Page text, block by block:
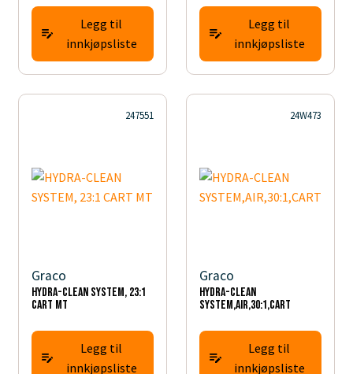
Legg til
innkjøpsliste
Legg til
innkjøpsliste
247551
Graco
HYDRA-CLEAN SYSTEM, 23:1
CART MT
Legg til
innkjøpsliste
24W473
Graco
HYDRA-CLEAN
SYSTEM,AIR,30:1,CART
Legg til
innkjøpsliste